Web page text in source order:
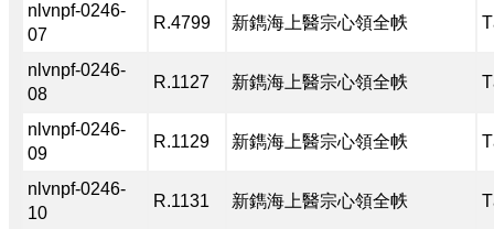
nlvnpf-0246-
07
R.4799 新鐫海上醫宗心領全帙
nlvnpf-0246-
08
R.1127 新鐫海上醫宗心領全帙
nlvnpf-0246-
09
R.1129 新鐫海上醫宗心領全帙
nlvnpf-0246-
10
R.1131 新鐫海上醫宗心領全帙